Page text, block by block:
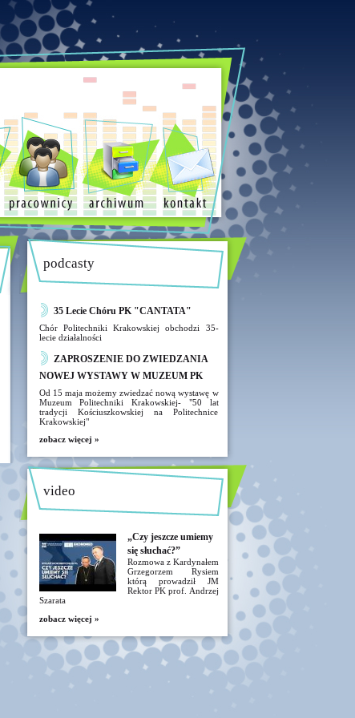
podcasty
35 Lecie Chóru PK "CANTATA"
Chór Politechniki Krakowskiej obchodzi 35-
lecie działalności
ZAPROSZENIE DO ZWIEDZANIA
NOWEJ WYSTAWY W MUZEUM PK
Od 15 maja możemy zwiedzać nową wystawę w
Muzeum Politechniki Krakowskiej- "50 lat
tradycji Kościuszkowskiej na Politechnice
Krakowskiej"
zobacz więcej »
video
„Czy jeszcze umiemy
się słuchać?”
Rozmowa z Kardynałem
Grzegorzem Rysiem
którą prowadził JM
Rektor PK prof. Andrzej
Szarata
zobacz więcej »